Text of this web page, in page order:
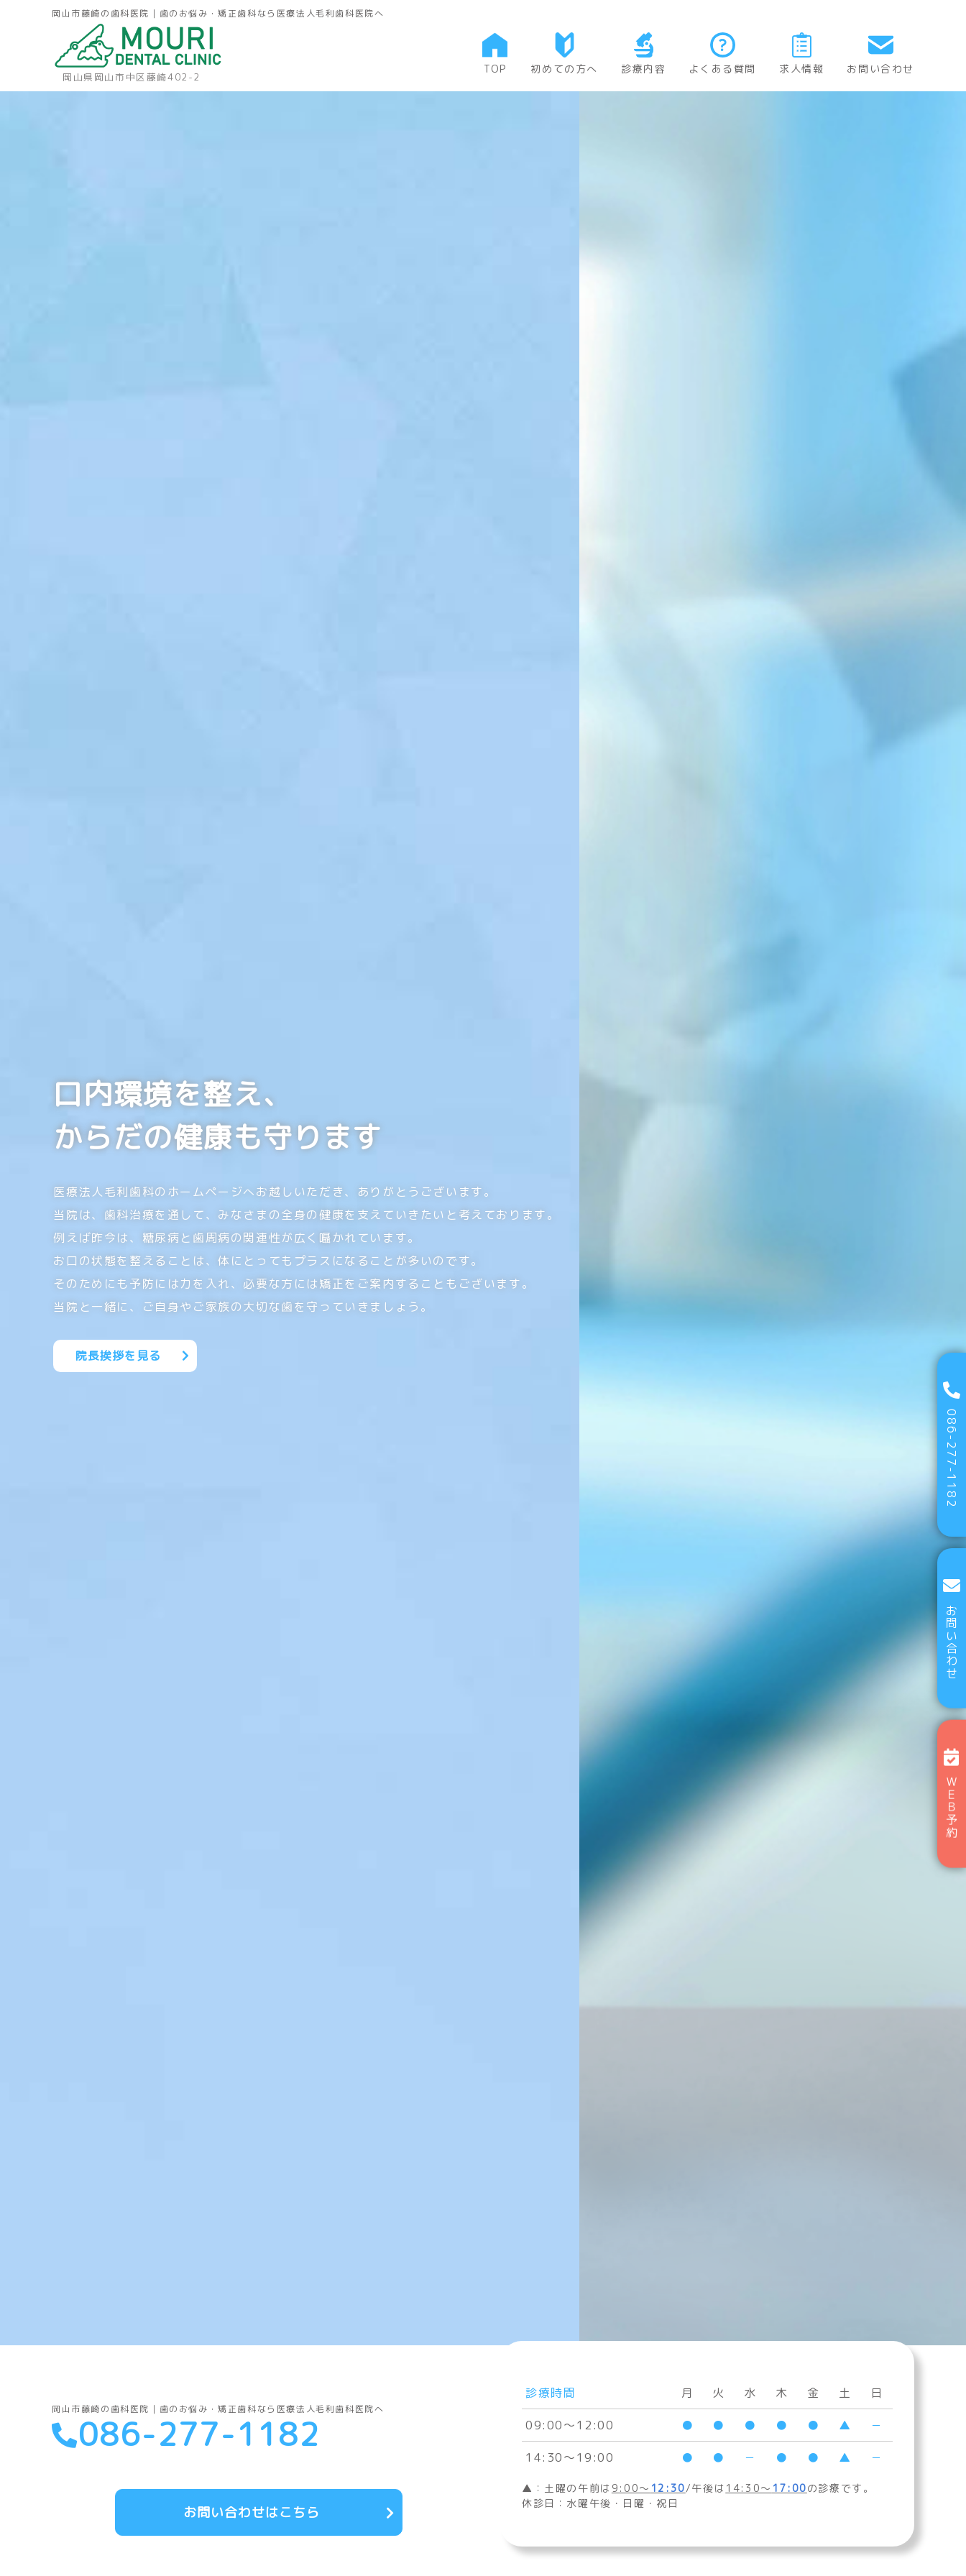
岡山市藤崎の歯科医院｜歯のお悩み・矯正歯科なら医療法人毛利歯科医院へ
岡山県岡山市中区藤崎402-2
TOP 初めての方へ 診療内容 よくある質問 求人情報 お問い合わせ
口内環境を整え、
からだの健康も守ります
医療法人毛利歯科のホームページへお越しいただき、ありがとうございます。
当院は、歯科治療を通して、みなさまの全身の健康を支えていきたいと考えております。
例えば昨今は、糖尿病と歯周病の関連性が広く囁かれています。
お口の状態を整えることは、体にとってもプラスになることが多いのです。
そのためにも予防には力を入れ、必要な方には矯正をご案内することもございます。
当院と一緒に、ご自身やご家族の大切な歯を守っていきましょう。
院長挨拶を見る
岡山市藤崎の歯科医院｜歯のお悩み・矯正歯科なら医療法人毛利歯科医院へ
086-277-1182
お問い合わせはこちら
診療時間 月 火 水 木 金 土 日
09:00〜12:00 ● ● ● ● ● ▲ －
14:30～19:00 ● ● － ● ● ▲ －
▲：土曜の午前は 9:00～ 12:30/午後は 14:30～ 17:00の診療です。
休診日：水曜午後・日曜・祝日
086-277-1182
お問い合わせ
ＷＥＢ予約